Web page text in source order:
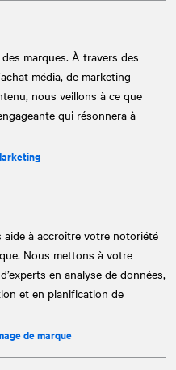
marques. À travers des
média, de marketing
nous veillons à ce que
qui résonnera à
à accroître votre notoriété
Nous mettons à votre
en analyse de données,
et en planification de
de marque